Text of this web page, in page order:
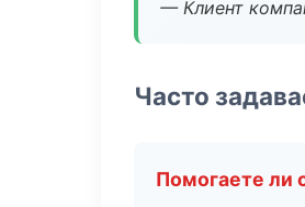
— Клиент
Часто
Помогаете ли